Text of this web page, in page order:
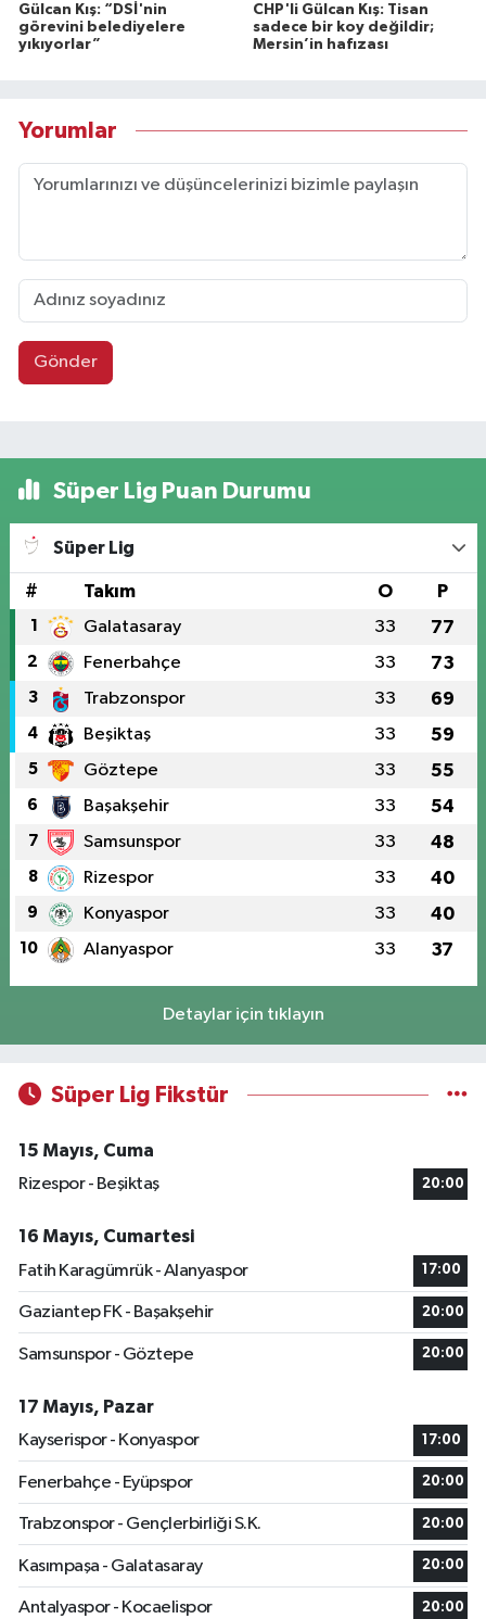
Gülcan Kış: “DSİ'nin
görevini belediyelere
yıkıyorlar”
CHP'li Gülcan Kış: Tisan
sadece bir koy değildir;
Mersin’in hafızası
Yorumlar
Gönder
Süper Lig Puan Durumu
Süper Lig
# Takım O P
1 Galatasaray 33 77
2 Fenerbahçe 33 73
3 Trabzonspor 33 69
4 Beşiktaş 33 59
5 Göztepe 33 55
6 Başakşehir 33 54
7 Samsunspor 33 48
8 Rizespor 33 40
9 Konyaspor 33 40
10 Alanyaspor 33 37
Detaylar için tıklayın
Süper Lig Fikstür
15 Mayıs, Cuma
Rizespor - Beşiktaş
20:00
16 Mayıs, Cumartesi
Fatih Karagümrük - Alanyaspor
17:00
Gaziantep FK - Başakşehir 20:00
Samsunspor - Göztepe 20:00
17 Mayıs, Pazar
Kayserispor - Konyaspor
17:00
Fenerbahçe - Eyüpspor 20:00
Trabzonspor - Gençlerbirliği S.K. 20:00
Kasımpaşa - Galatasaray 20:00
Antalyaspor - Kocaelispor 20:00